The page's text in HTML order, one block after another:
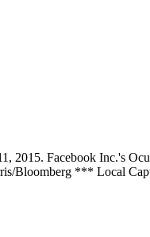
2015. Facebook Inc.'s
Bloomberg *** Local